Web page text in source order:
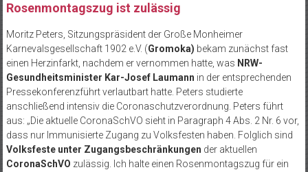
Rosenmontagszug ist zulässig
Moritz Peters, Sitzungspräsident der Große Monheimer
Karnevalsgesellschaft 1902 e.V. (Gromoka) bekam zunächst fast
einen Herzinfarkt, nachdem er vernommen hatte, was NRW-
Gesundheitsminister Kar-Josef Laumann in der entsprechenden
Pressekonferenzführt verlautbart hatte. Peters studierte
anschließend intensiv die Coronaschutzverordnung. Peters führt
aus: „Die aktuelle CoronaSchVO sieht in Paragraph 4 Abs. 2 Nr. 6 vor,
dass nur Immunisierte Zugang zu Volksfesten haben. Folglich sind
Volksfeste unter Zugangsbeschränkungen der aktuellen
CoronaSchVO zulässig. Ich halte einen Rosenmontagszug für ein